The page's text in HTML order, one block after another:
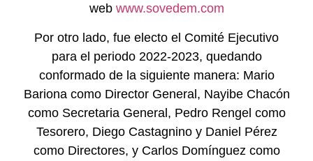
web www.sovedem.com
Por otro lado, fue electo el Comité Ejecutivo
para el periodo 2022-2023, quedando
conformado de la siguiente manera: Mario
Bariona como Director General, Nayibe Chacón
como Secretaria General, Pedro Rengel como
Tesorero, Diego Castagnino y Daniel Pérez
como Directores, y Carlos Domínguez como